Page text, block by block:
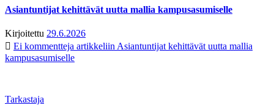
Asiantuntijat kehittävät uutta mallia kampusasumiselle
Kirjoitettu 29.6.2026
Ei kommentteja artikkeliin Asiantuntijat kehittävät uutta mallia
kampusasumiselle
Tarkastaja